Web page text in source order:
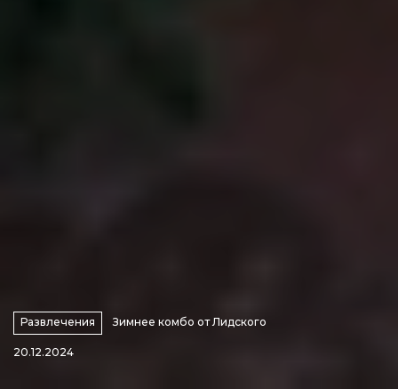
Развлечения Зимнее комбо от Лидского
20.12.2024